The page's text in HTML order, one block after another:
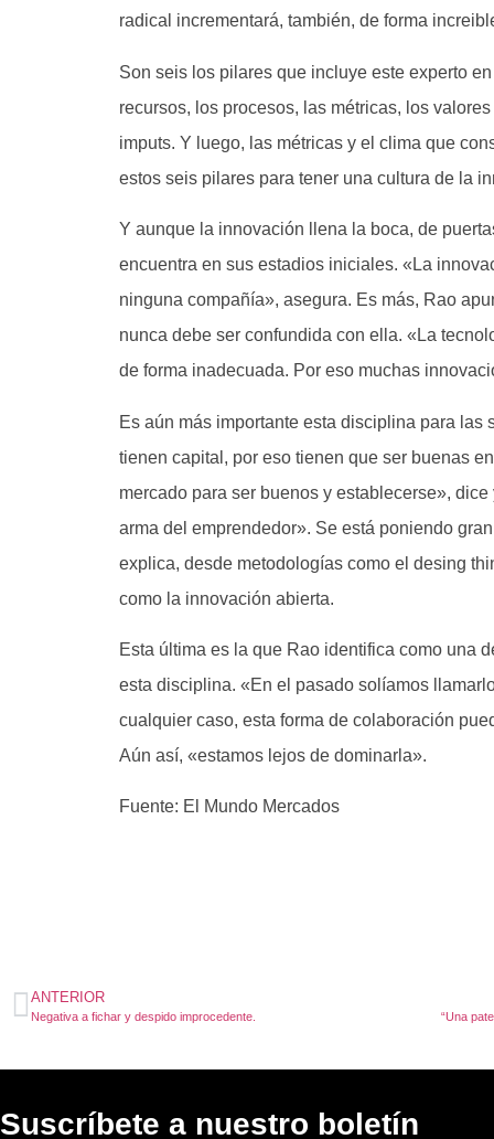
radical incrementará, también, de forma
Son seis los pilares que incluye este experto
recursos, los procesos, las métricas, los
imputs. Y luego, las métricas y el clima que
estos seis pilares para tener una cultura de la
Y aunque la innovación llena la boca, de
encuentra en sus estadios iniciales. «La
ninguna compañía», asegura. Es más, Rao
nunca debe ser confundida con ella. «La
de forma inadecuada. Por eso muchas
Es aún más importante esta disciplina para las
tienen capital, por eso tienen que ser buenas
mercado para ser buenos y establecerse»,
arma del emprendedor». Se está poniendo
explica, desde metodologías como el desing
como la innovación abierta.
Esta última es la que Rao identifica como una
esta disciplina. «En el pasado solíamos
cualquier caso, esta forma de colaboración
Aún así, «estamos lejos de dominarla».
Fuente: El Mundo Mercados
ANTERIOR
Negativa a fichar y despido improcedente.
Suscríbete a nuestro boletín